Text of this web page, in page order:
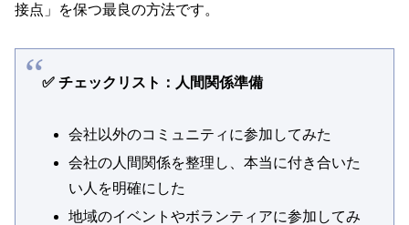
接点」を保つ最良の方法です。
✅ チェックリスト：人間関係準備
会社以外のコミュニティに参加してみた
会社の人間関係を整理し、本当に付き合いた
い人を明確にした
地域のイベントやボランティアに参加してみ